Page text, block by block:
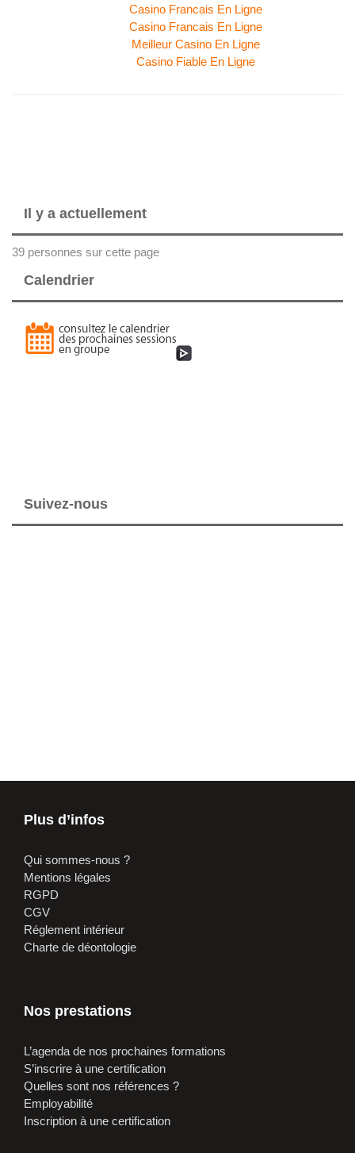
Casino Francais En Ligne
Casino Francais En Ligne
Meilleur Casino En Ligne
Casino Fiable En Ligne
Il y a actuellement
39 personnes sur cette page
Calendrier
Suivez-nous
Plus d’infos
Qui sommes-nous ?
Mentions légales
RGPD
CGV
Réglement intérieur
Charte de déontologie
Nos prestations
L’agenda de nos prochaines formations
S’inscrire à une certification
Quelles sont nos références ?
Employabilité
Inscription à une certification